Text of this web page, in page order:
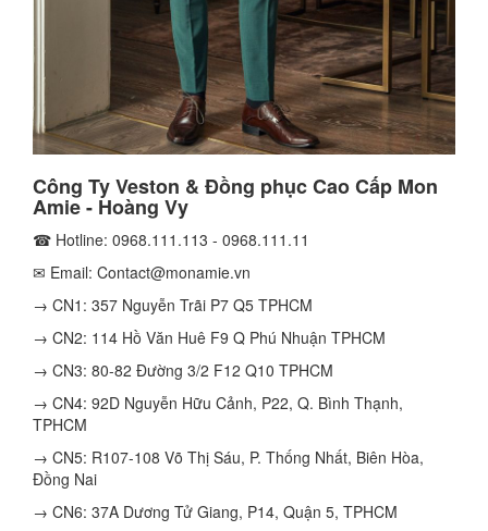
Công Ty Veston & Đồng phục Cao Cấp Mon
Amie - Hoàng Vy
☎ Hotline: 0968.111.113 - 0968.111.11
✉ Email: Contact@monamie.vn
→ CN1: 357 Nguyễn Trãi P7 Q5 TPHCM
→ CN2: 114 Hồ Văn Huê F9 Q Phú Nhuận TPHCM
→ CN3: 80-82 Đường 3/2 F12 Q10 TPHCM
→ CN4: 92D Nguyễn Hữu Cảnh, P22, Q. Bình Thạnh,
TPHCM
→ CN5: R107-108 Võ Thị Sáu, P. Thống Nhất, Biên Hòa,
Đồng Nai
→ CN6: 37A Dương Tử Giang, P14, Quận 5, TPHCM